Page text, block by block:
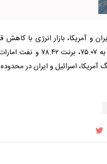
و آمریکا، بازار انرژی با
و نفتامارات به ۷۳.۳۶ دلار در هر
و ایران در محدوده ۷۲ دلار برای هر بشکه بود./فرارو